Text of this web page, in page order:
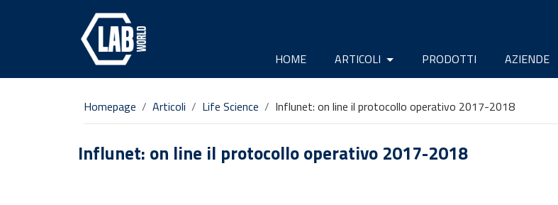
HOME ARTICOLI PRODOTTI AZIENDE
Homepage Articoli Life Science Influnet: on line il protocollo operativo 2017-2018
Influnet: on line il protocollo operativo 2017-2018